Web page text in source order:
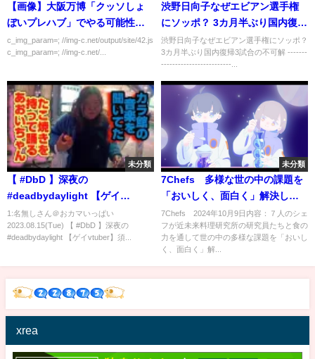
【画像】大阪万博「クッソしょ
ぼいプレハブ」でやる可能性が
出てしまうｗｗｗｗｗ
c_img_param=; //img-c.net/output/site/42.js
c_img_param=; //img-c.net/...
渋野日向子なぜエビアン選手権
にソッポ？ 3カ月半ぶり国内復帰
3試合の不可解
渋野日向子なぜエビアン選手権にソッポ？
3カ月半ぶり国内復帰3試合の不可解 -------
-------------------------...
未分類
【 #DbD 】深夜の
#deadbydaylight 【ゲイ
vtuber】須戸コウ
1:名無しさん＠おカマいっぱい
2023.08.15(Tue) 【 #DbD 】深夜の
#deadbydaylight 【ゲイvtuber】須...
未分類
7Chefs 多様な世の中の課題を
「おいしく、面白く」解決して
いく料理エンターテインメン
ト 10月9日
7Chefs 2024年10月9日内容：７人のシェ
フが近未来料理研究所の研究員たちと食の
力を通して世の中の多様な課題を「おいし
く、面白く」解...
xrea